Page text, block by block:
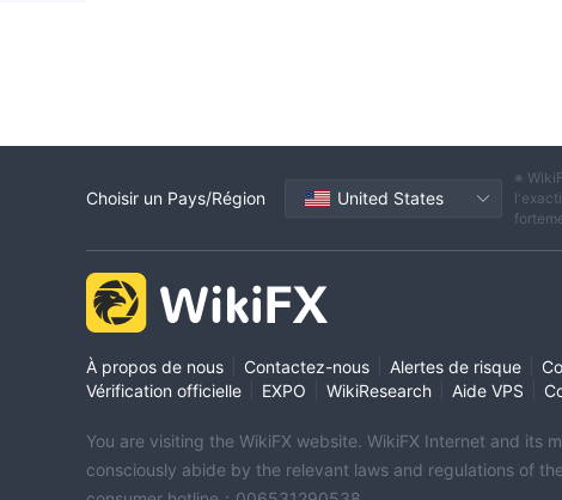
Choisir un Pays/Région United States
※
À propos de nous Contactez-nous Alertes de risque
Vérification officielle
EXPO WikiResearch Aide VPS
You are visiting the WikiFX website. WikiFX Internet and its
consciously abide by the relevant laws and regulations of